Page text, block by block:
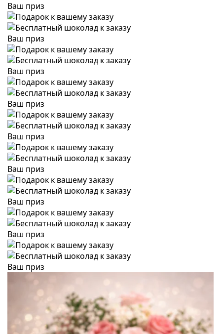
Ваш приз
Ваш приз
Ваш приз
Ваш приз
Ваш приз
Ваш приз
Ваш приз
Ваш приз
Ваш приз